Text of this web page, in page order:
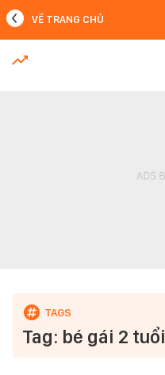
MỚI NHẤT
VỀ TRANG CHỦ
Tag: bé gái 2 tuổi